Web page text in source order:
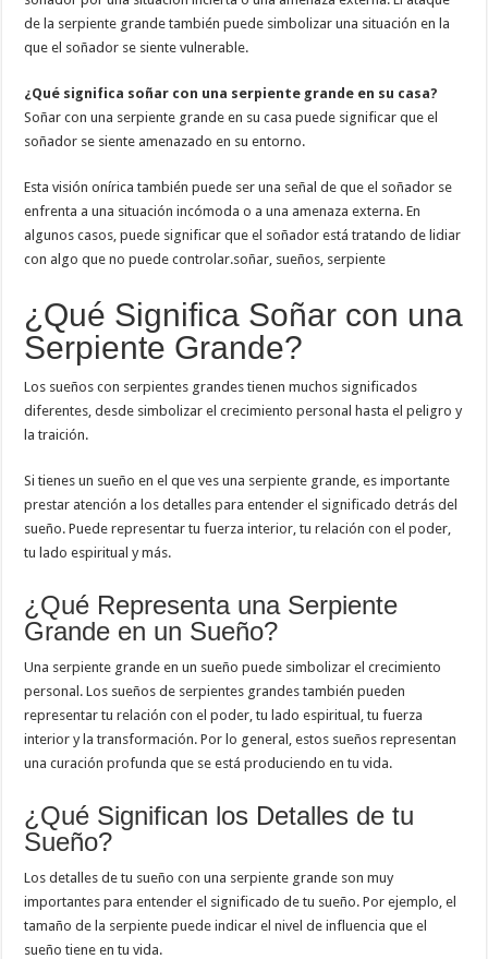
de la serpiente grande también puede simbolizar una situación en la
que el soñador se siente vulnerable.
¿Qué significa soñar con una serpiente grande en su casa?
Soñar con una serpiente grande en su casa puede significar que el
soñador se siente amenazado en su entorno.
Esta visión onírica también puede ser una señal de que el soñador se
enfrenta a una situación incómoda o a una amenaza externa. En
algunos casos, puede significar que el soñador está tratando de lidiar
con algo que no puede controlar.soñar, sueños, serpiente
¿Qué Significa Soñar con una
Serpiente Grande?
Los sueños con serpientes grandes tienen muchos significados
diferentes, desde simbolizar el crecimiento personal hasta el peligro y
la traición.
Si tienes un sueño en el que ves una serpiente grande, es importante
prestar atención a los detalles para entender el significado detrás del
sueño. Puede representar tu fuerza interior, tu relación con el poder,
tu lado espiritual y más.
¿Qué Representa una Serpiente
Grande en un Sueño?
Una serpiente grande en un sueño puede simbolizar el crecimiento
personal. Los sueños de serpientes grandes también pueden
representar tu relación con el poder, tu lado espiritual, tu fuerza
interior y la transformación. Por lo general, estos sueños representan
una curación profunda que se está produciendo en tu vida.
¿Qué Significan los Detalles de tu
Sueño?
Los detalles de tu sueño con una serpiente grande son muy
importantes para entender el significado de tu sueño. Por ejemplo, el
tamaño de la serpiente puede indicar el nivel de influencia que el
sueño tiene en tu vida.